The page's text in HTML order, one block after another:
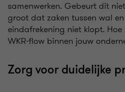
samenwerken. Gebeurt dit
groot dat zaken tussen wal
eindafrekening niet klopt.
WKR-flow binnen jouw
Zorg voor duidelijke